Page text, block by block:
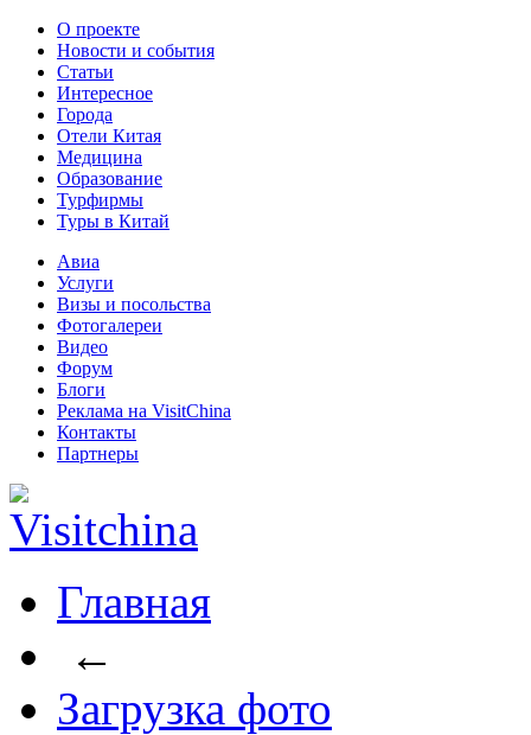
О проекте
Новости и события
Статьи
Интересное
Города
Отели Китая
Медицина
Образование
Турфирмы
Туры в Китай
Авиа
Услуги
Визы и посольства
Фотогалереи
Видео
Форум
Блоги
Реклама на VisitChina
Контакты
Партнеры
Главная
←
Загрузка фото